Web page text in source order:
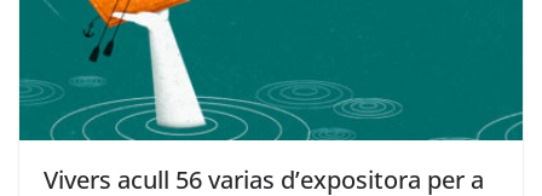
Vivers acull 56 varias d’expositora per a